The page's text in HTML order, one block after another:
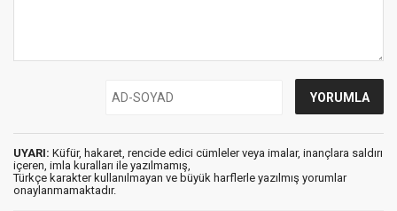
UYARI: Küfür, hakaret, rencide edici cümleler veya imalar, inançlara saldırı
içeren, imla kuralları ile yazılmamış,
Türkçe karakter kullanılmayan ve büyük harflerle yazılmış yorumlar
onaylanmamaktadır.